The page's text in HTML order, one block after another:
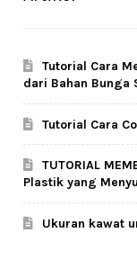
Tutorial Cara
dari Bahan Bunga
Tutorial Cara
TUTORIAL
Plastik yang
Ukuran kawat